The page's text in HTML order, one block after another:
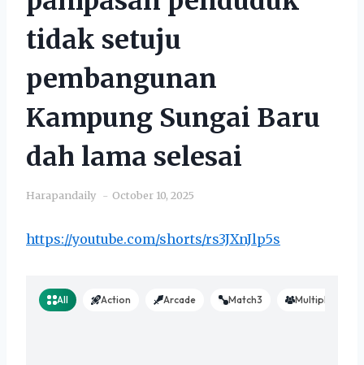
tidak setuju
pembangunan
Kampung Sungai Baru
dah lama selesai
Harapandaily October 10, 2025
https://youtube.com/shorts/rs3JXnJlp5s